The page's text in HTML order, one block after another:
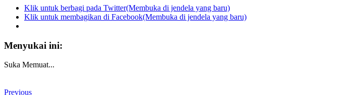
Klik untuk berbagi pada Twitter(Membuka di jendela yang baru)
Klik untuk membagikan di Facebook(Membuka di jendela yang baru)
Menyukai ini:
Suka Memuat...
Previous